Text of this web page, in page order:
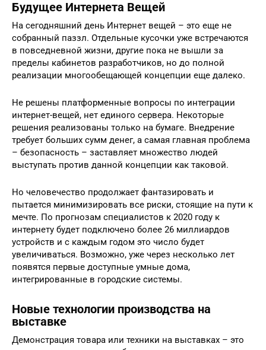
Будущее Интернета Вещей
На сегодняшний день Интернет вещей – это еще не
собранный паззл. Отдельные кусочки уже встречаются
в повседневной жизни, другие пока не вышли за
пределы кабинетов разработчиков, но до полной
реализации многообещающей концепции еще далеко.
Не решены платформенные вопросы по интеграции
интернет-вещей, нет единого сервера. Некоторые
решения реализованы только на бумаге. Внедрение
требует больших сумм денег, а самая главная проблема
– безопасность – заставляет множество людей
выступать против данной концепции как таковой.
Но человечество продолжает фантазировать и
пытается минимизировать все риски, стоящие на пути к
мечте. По прогнозам специалистов к 2020 году к
интернету будет подключено более 26 миллиардов
устройств и с каждым годом это число будет
увеличиваться. Возможно, уже через несколько лет
появятся первые доступные умные дома,
интегрированные в городские системы.
Новые технологии производства на
выставке
Демонстрация товара или техники на выставках – это